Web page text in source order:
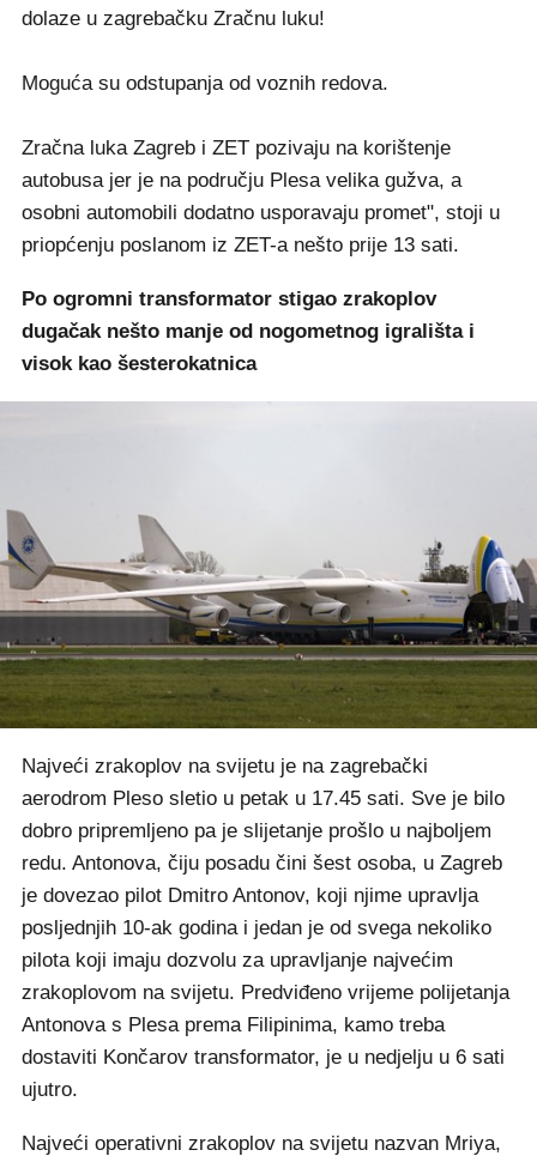
dolaze u zagrebačku Zračnu luku!
Moguća su odstupanja od voznih redova.
Zračna luka Zagreb i ZET pozivaju na korištenje
autobusa jer je na području Plesa velika gužva, a
osobni automobili dodatno usporavaju promet", stoji u
priopćenju poslanom iz ZET-a nešto prije 13 sati.
Po ogromni transformator stigao zrakoplov
dugačak nešto manje od nogometnog igrališta i
visok kao šesterokatnica
Najveći zrakoplov na svijetu je na zagrebački
aerodrom Pleso sletio u petak u 17.45 sati. Sve je bilo
dobro pripremljeno pa je slijetanje prošlo u najboljem
redu. Antonova, čiju posadu čini šest osoba, u Zagreb
je dovezao pilot Dmitro Antonov, koji njime upravlja
posljednjih 10-ak godina i jedan je od svega nekoliko
pilota koji imaju dozvolu za upravljanje najvećim
zrakoplovom na svijetu. Predviđeno vrijeme polijetanja
Antonova s Plesa prema Filipinima, kamo treba
dostaviti Končarov transformator, je u nedjelju u 6 sati
ujutro.
Najveći operativni zrakoplov na svijetu nazvan Mriya,